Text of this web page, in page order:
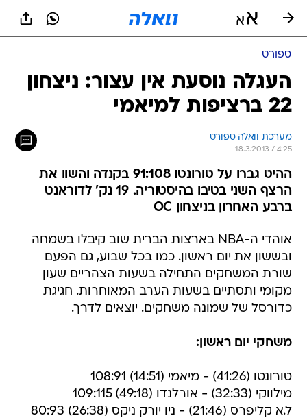
ספורט
העגלה נוסעת אין עצור: ניצחון
22 ברציפות למיאמי
מערכת וואלה ספורט
18.3.2013 / 4:25
ההיט גברו על טורונטו 91:108 בקנדה והשוו את
הרצף השני בטיבו בהיסטוריה. 19 נק' לדוראנט
ברבע האחרון בניצחון OC
אוהדי ה-NBA בארצות הברית שוב קיבלו בשמחה
ובששון את יום ראשון. כמו בכל שבוע, גם הפעם
שורת המשחקים התחילה בשעות הצהריים שעון
מקומי ותסתיים בשעות הערב המאוחרות. חגיגת
כדורסל של שמונה משחקים. יוצאים לדרך.
משחקי יום ראשון:
טורונטו (41:26) - מיאמי (14:51) 108:91
מילווקי (32:33) - אורלנדו (49:18) 109:115
ל.א קליפרס (21:46) - ניו יורק ניקס (26:38) 80:93